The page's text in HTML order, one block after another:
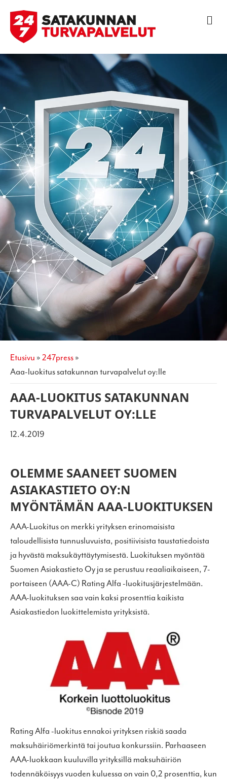
K
etusivu» 247press»
aaa-luokitus satakunnan turvapalvelut oy:lle
AAA-LUOKITUS SATAKUNNAN
TURVAPALVELUT OY:LLE
12.4.2019
OLEMME SAANEET SUOMEN
ASIAKASTIETO OY:N
MYÖNTÄMÄN AAA-LUOKITUKSEN
AAA-Luokitus on merkki yrityksen erinomaisista
taloudellisista tunnusluvuista, positiivisista taustatiedoista
ja hyvästä maksukäyttäytymisestä. Luokituksen myöntää
Suomen Asiakastieto Oy ja se perustuu reaaliaikaiseen, 7-
portaiseen (AAA-C) Rating Alfa -luokitusjärjestelmään.
AAA-luokituksen saa vain kaksi prosenttia kaikista
Asiakastiedon luokittelemista yrityksistä.
Rating Alfa -luokitus ennakoi yrityksen riskiä saada
maksuhäiriömerkintä tai joutua konkurssiin. Parhaaseen
AAA-luokkaan kuuluvilla yrityksillä maksuhäiriön
todennäköisyys vuoden kuluessa on vain 0,2 prosenttia, kun